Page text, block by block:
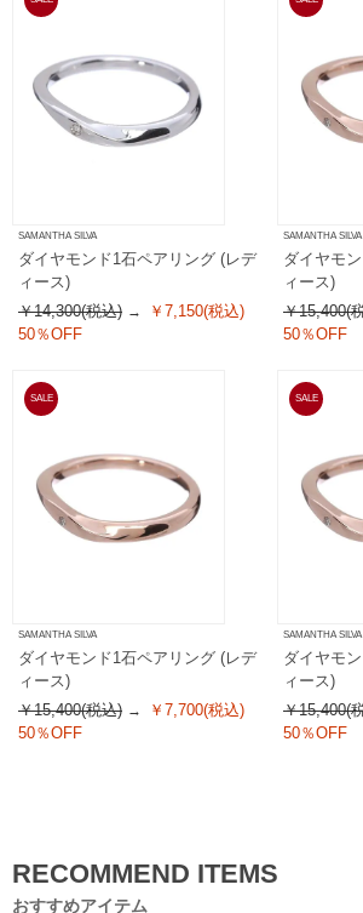
SAMANTHA SILVA
ダイヤモンド1石ペアリング (レデ
ィース)
￥14,300(税込)
￥7,150(税込)
50％OFF
SAMANTHA SILVA
ダイヤモ
ィース)
￥15,400(
50％OFF
SALE
SAMANTHA SILVA
ダイヤモンド1石ペアリング (レデ
ィース)
￥15,400(税込)
￥7,700(税込)
50％OFF
SALE
SAMANTHA SILVA
ダイヤモ
ィース)
￥15,400(
50％OFF
RECOMMEND ITEMS
おすすめアイテム